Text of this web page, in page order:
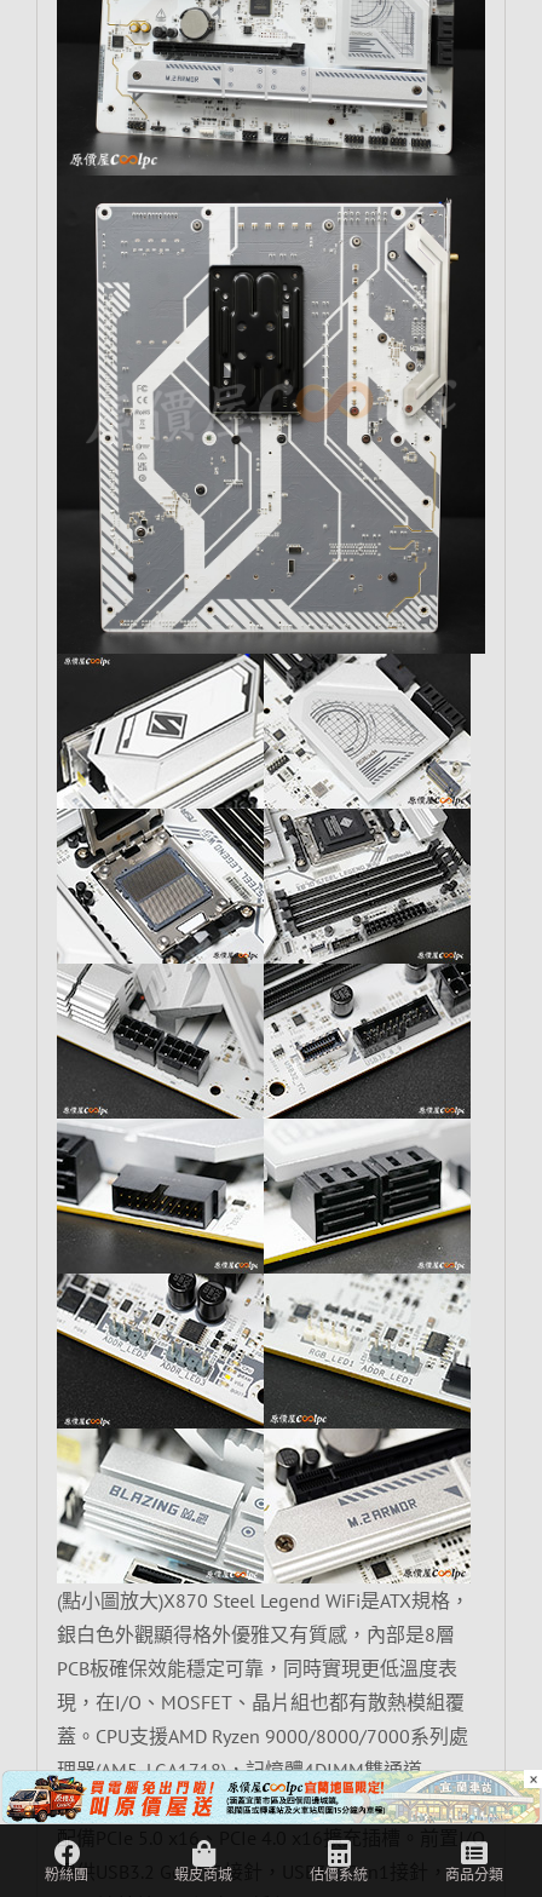
(點小圖放大)X870 Steel Legend WiFi是ATX規格，
銀白色外觀顯得格外優雅又有質感，內部是8層
PCB板確保效能穩定可靠，同時實現更低溫度表
現，在I/O、MOSFET、晶片組也都有散熱模組覆
蓋。CPU支援AMD Ryzen 9000/8000/7000系列處
理器(AM5, LGA1718)，記憶體4DIMM雙通道
DDR5(Max. 256GB)，超頻時脈高達8000+ MT/s，
配備PCIe 5.0 x16、PCIe 4.0 x16擴充插槽。前置I/O
提供USB3.2 Gen2x2接針，USB3.2 Gen1接針，
×